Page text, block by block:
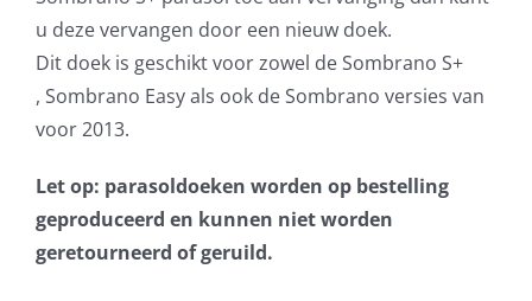
u deze vervangen door een nieuw doek.
Dit doek is geschikt voor zowel de Sombrano S+
, Sombrano Easy als ook de Sombrano versies van
voor 2013.
Let op: parasoldoeken worden op bestelling
geproduceerd en kunnen niet worden
geretourneerd of geruild.